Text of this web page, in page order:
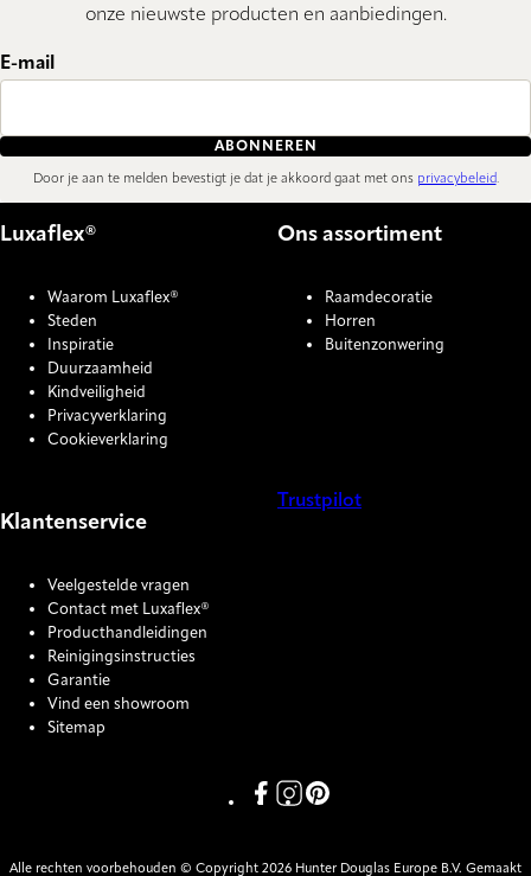
onze nieuwste producten en aanbiedingen.
E-mail
ABONNEREN
Door je aan te melden bevestigt je dat je akkoord gaat met ons privacybeleid.
Luxaflex®
Waarom Luxaflex®
Steden
Inspiratie
Duurzaamheid
Kindveiligheid
Privacyverklaring
Cookieverklaring
Ons assortiment
Raamdecoratie
Horren
Buitenzonwering
Klantenservice
Veelgestelde vragen
Contact met Luxaflex®
Producthandleidingen
Reinigingsinstructies
Garantie
Vind een showroom
Sitemap
Trustpilot
Link missing Display text from
Link missing Display text
Link missing Display text
Alle rechten voorbehouden © Copyright 2026 Hunter Douglas Europe B.V. Gemaakt